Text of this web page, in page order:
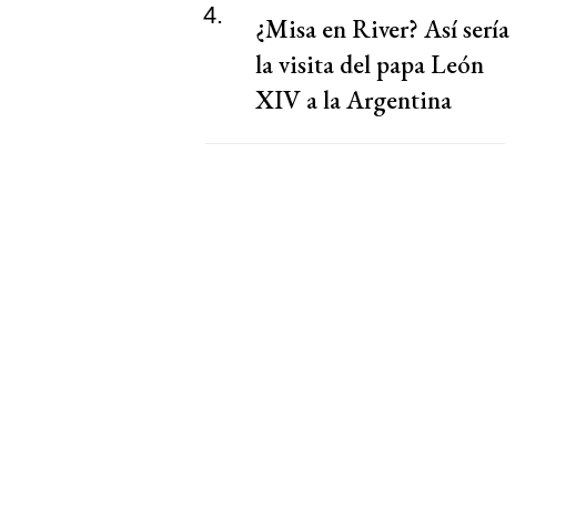
4.
¿Misa en River? Así sería
la visita del papa León
XIV a la Argentina